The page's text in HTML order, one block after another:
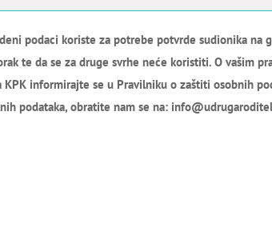
podaci koriste za potrebe potvrde sudionika
te da se za druge svrhe neće koristiti. O vašim
informirajte se u Pravilniku o zaštiti osobnih
podataka, obratite nam se na: